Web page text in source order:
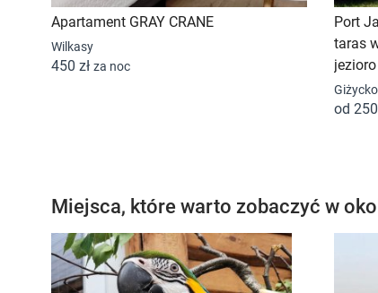
Apartament GRAY CRANE
Wilkasy
450 zł za noc
Port
taras
jezioro
Giżycko
od 250
Miejsca, które warto zobaczyć w